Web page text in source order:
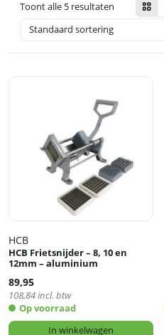
Toont alle 5 resultaten
HCB
HCB Frietsnijder – 8, 10 en
12mm – aluminium
89,95
108,84incl. btw
Op voorraad
In winkelwagen